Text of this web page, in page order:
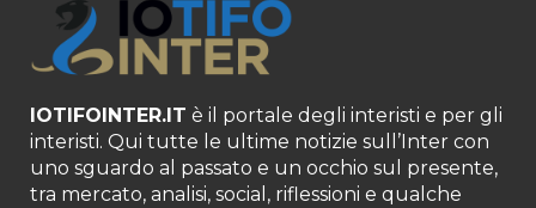
IOTIFOINTER.IT è il portale degli interisti e per gli
interisti. Qui tutte le ultime notizie sull’Inter con
uno sguardo al passato e un occhio sul presente,
tra mercato, analisi, social, riflessioni e qualche